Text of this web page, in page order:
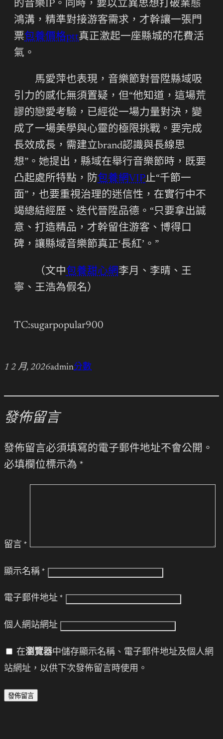
的音樂IP。同時，要以立異思想打破業態
鴻溝，精準對接游客需求，才幹讓一張門
票包養價格ptt真正激起一座縣城的花費活
氣。
馬愛萍也表現，音樂節對晉陞縣域吸
引力的感化無須置疑，但“他知道，這場荒
謬的戀愛考驗，已經從一場力量對決，變
成了一場美學與心靈的極限挑戰。要完成
長效成長，需建立brand認識與長線思
想”。她提出，縣域在舉行音樂節時，既要
凸起處所特點，防包養網VIP止“千節一
面”，也要重視治理的迷信性，在實行中不
竭總結經歷、迭代晉陞品德。“只要拿出誠
意、打造精品，才幹留住游客、博得口
碑，讓縣域音樂節真正‘長紅’。”
（文中包養甜心網李月、李晴、王
寧、王浩為假名）
TC:sugarpopular900
1 2 月, 2026admin分數
發佈留言
發佈留言必須填寫的電子郵件地址不會公開。
必填欄位標示為 *
留言 *
顯示名稱 *
電子郵件地址 *
個人網站網址
在瀏覽器中儲存顯示名稱、電子郵件地址及個人網
站網址，以供下次發佈留言時使用。